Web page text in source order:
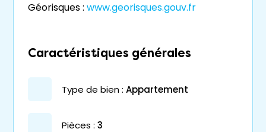
Géorisques : www.georisques.gouv.fr
Caractéristiques générales
type de bien : appartement
pièces : 3